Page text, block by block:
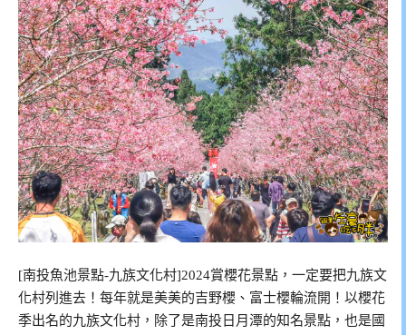
[南投魚池景點-九族文化村]2024賞櫻花景點，一定要把九族文
化村列進去！每年就是美美的吉野櫻、富士櫻輪流開！以櫻花
季出名的九族文化村，除了是南投日月潭的知名景點，也是國